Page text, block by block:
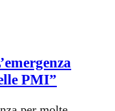
PMI”